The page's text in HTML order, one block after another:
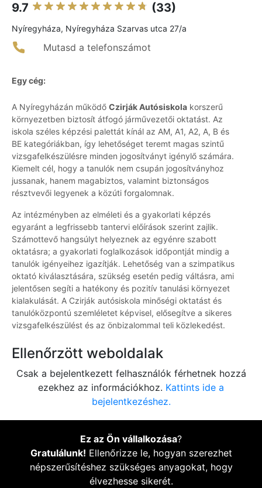
9.7 (33)
Nyíregyháza, Nyíregyháza Szarvas utca 27/a
Mutasd a telefonszámot
Egy cég:
A Nyíregyházán működő Czirják Autósiskola korszerű
környezetben biztosít átfogó járművezetői oktatást. Az
iskola széles képzési palettát kínál az AM, A1, A2, A, B és
BE kategóriákban, így lehetőséget teremt magas szintű
vizsgafelkészülésre minden jogosítványt igénylő számára.
Kiemelt cél, hogy a tanulók nem csupán jogosítványhoz
jussanak, hanem magabiztos, valamint biztonságos
résztvevői legyenek a közúti forgalomnak.
Az intézményben az elméleti és a gyakorlati képzés
egyaránt a legfrissebb tantervi előírások szerint zajlik.
Számottevő hangsúlyt helyeznek az egyénre szabott
oktatásra; a gyakorlati foglalkozások időpontját mindig a
tanulók igényeihez igazítják. Lehetőség van a szimpatikus
oktató kiválasztására, szükség esetén pedig váltásra, ami
jelentősen segíti a hatékony és pozitív tanulási környezet
kialakulását. A Czirják autósiskola minőségi oktatást és
tanulóközpontú szemléletet képvisel, elősegítve a sikeres
vizsgafelkészülést és az önbizalommal teli közlekedést.
Ellenőrzött weboldalak
Csak a bejelentkezett felhasználók férhetnek hozzá
ezekhez az információkhoz. Kattints ide a
bejelentkezéshez.
Ez az Ön vállalkozása?
Gratulálunk! Ellenőrizze le, hogyan szerezhet
népszerűsítéshez szükséges anyagokat, hogy
élvezhesse sikerét.